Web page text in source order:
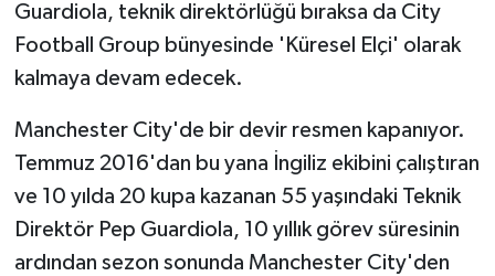
Guardiola, teknik direktörlüğü bıraksa da City
Football Group bünyesinde 'Küresel Elçi' olarak
kalmaya devam edecek.
Manchester City'de bir devir resmen kapanıyor.
Temmuz 2016'dan bu yana İngiliz ekibini çalıştıran
ve 10 yılda 20 kupa kazanan 55 yaşındaki Teknik
Direktör Pep Guardiola, 10 yıllık görev süresinin
ardından sezon sonunda Manchester City'den